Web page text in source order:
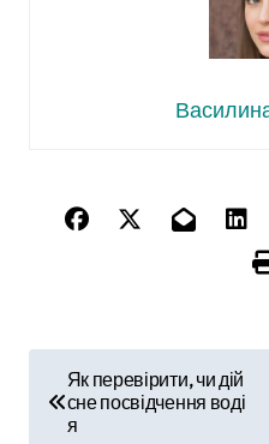
Як перевірити, чи дій
сне посвідчення воді
я